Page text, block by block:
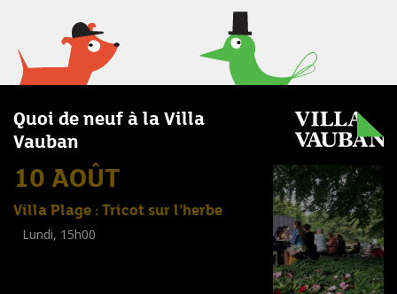
Quoi de neuf à la Villa
Vauban
10 AOÛT
Villa Plage : Tricot sur l’herbe
Lundi, 15h00